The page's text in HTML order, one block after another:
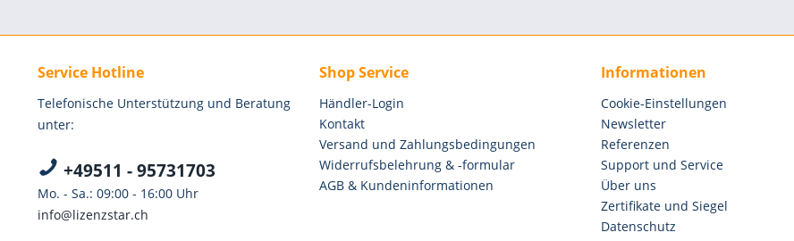
Service Hotline
Telefonische Unterstützung und Beratung
unter:
+49511 - 95731703
Mo. - Sa.: 09:00 - 16:00 Uhr
info@lizenzstar.ch
Shop Service
Händler-Login
Kontakt
Versand und Zahlungsbedingungen
Widerrufsbelehrung & -formular
AGB & Kundeninformationen
Informationen
Cookie-Einstellungen
Newsletter
Referenzen
Support und Service
Über uns
Zertifikate und Siegel
Datenschutz